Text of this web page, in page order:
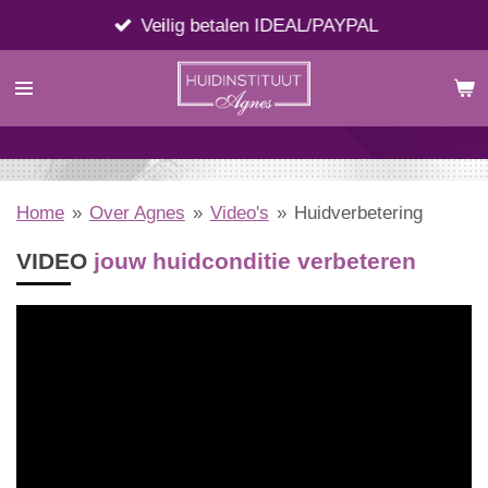
direct
naar
Veilig betalen IDEAL/PAYPAL
Home » Over Agnes » Video's » Huidverbetering
VIDEO jouw huidconditie verbeteren